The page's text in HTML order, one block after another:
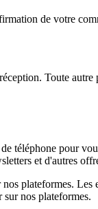
de votre
Toute autre
téléphone pour
et d'autres
plateformes.
sur nos plateformes.